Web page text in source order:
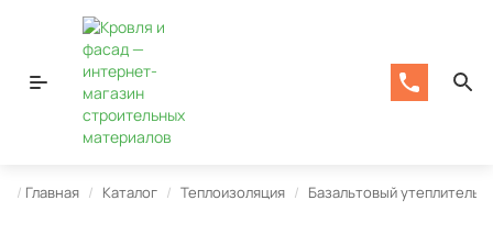
Главная Каталог Теплоизоляция Базальтовый утеплитель